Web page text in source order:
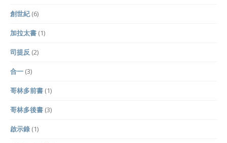
創世紀(6)
加拉太書 (1)
司提反 (2)
合一 (3)
哥林多前書 (1)
哥林多後書 (3)
啟示錄 (1)